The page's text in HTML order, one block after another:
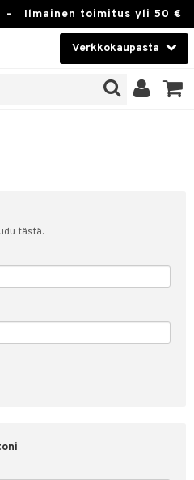
- Ilmainen toimitus yli 50 €
Verkkokaupasta
tästä.